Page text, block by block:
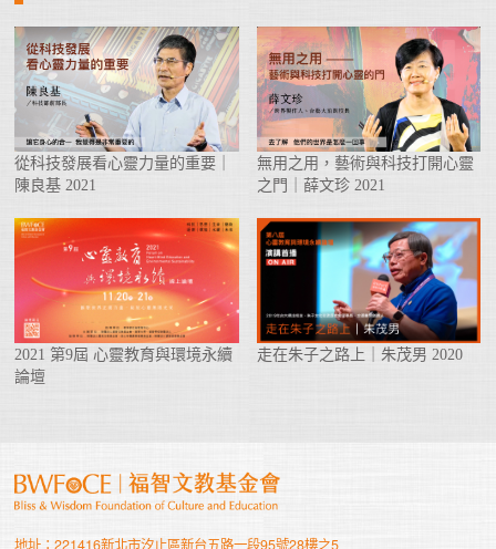
從科技發展看心靈力量的重要｜
陳良基 2021
無用之用，藝術與科技打開心靈
之門｜薛文珍 2021
2021 第9屆 心靈教育與環境永續
論壇
走在朱子之路上｜朱茂男 2020
地址：221416新北市汐止區新台五路一段95號28樓之5